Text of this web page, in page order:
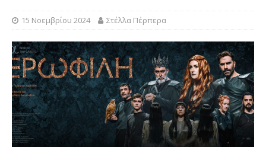
15 Νοεμβρίου 2024 Στέλλα Πέρπερα